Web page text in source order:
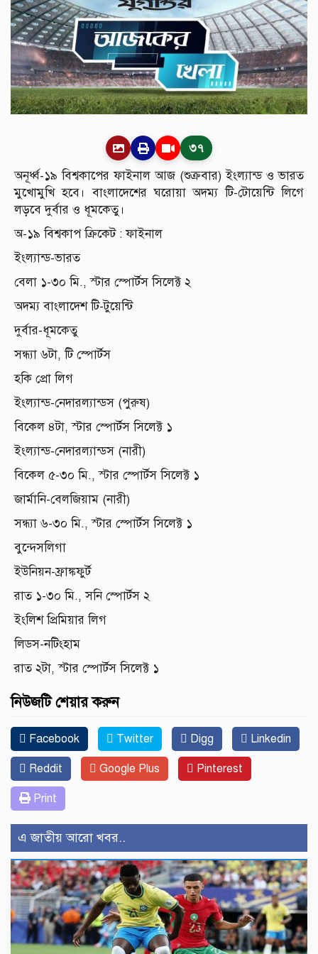
৩৭
অনূর্ধ্ব-১৯ বিশ্বকাপের ফাইনাল আজ (শুক্রবার) ইংল্যান্ড ও ভারত
মুখোমুখি হবে। বাংলাদেশের ঘরোয়া অদম্য টি-টোয়েন্টি লিগে
লড়বে দুর্বার ও ধূমকেতু।
অ-১৯ বিশ্বকাপ ক্রিকেট : ফাইনাল
ইংল্যান্ড-ভারত
বেলা ১-৩০ মি., স্টার স্পোর্টস সিলেক্ট ২
অদম্য বাংলাদেশ টি-টুয়েন্টি
দুর্বার-ধূমকেতু
সন্ধ্যা ৬টা, টি স্পোর্টস
হকি প্রো লিগ
ইংল্যান্ড-নেদারল্যান্ডস (পুরুষ)
বিকেল ৪টা, স্টার স্পোর্টস সিলেক্ট ১
ইংল্যান্ড-নেদারল্যান্ডস (নারী)
বিকেল ৫-৩০ মি., স্টার স্পোর্টস সিলেক্ট ১
জার্মানি-বেলজিয়াম (নারী)
সন্ধ্যা ৬-৩০ মি., স্টার স্পোর্টস সিলেক্ট ১
বুন্দেসলিগা
ইউনিয়ন-ফ্রাঙ্কফুর্ট
রাত ১-৩০ মি., সনি স্পোর্টস ২
ইংলিশ প্রিমিয়ার লিগ
লিডস-নটিংহাম
রাত ২টা, স্টার স্পোর্টস সিলেক্ট ১
নিউজটি শেয়ার করুন
Facebook Twitter Digg Linkedin
Reddit Google Plus Pinterest
Print
এ জাতীয় আরো খবর..